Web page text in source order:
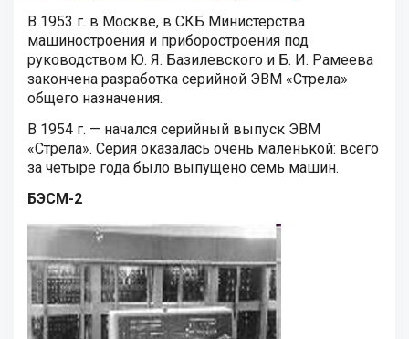
В 1953 г. в Москве, в СКБ Министерства
машиностроения и приборостроения под
руководством Ю. Я. Базилевского и Б. И. Рамеева
закончена разработка серийной ЭВМ «Стрела»
общего назначения.
В 1954 г. — начался серийный выпуск ЭВМ
«Стрела». Серия оказалась очень маленькой: всего
за четыре года было выпущено семь машин.
БЭСМ-2